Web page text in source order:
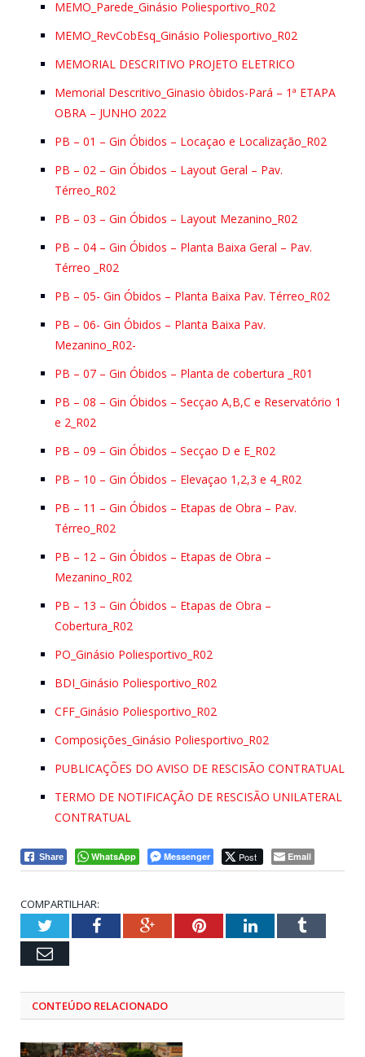
MEMO_Parede_Ginásio Poliesportivo_R02
MEMO_RevCobEsq_Ginásio Poliesportivo_R02
MEMORIAL DESCRITIVO PROJETO ELETRICO
Memorial Descritivo_Ginasio òbidos-Pará – 1ª ETAPA
OBRA – JUNHO 2022
PB – 01 – Gin Óbidos – Locaçao e Localização_R02
PB – 02 – Gin Óbidos – Layout Geral – Pav.
Térreo_R02
PB – 03 – Gin Óbidos – Layout Mezanino_R02
PB – 04 – Gin Óbidos – Planta Baixa Geral – Pav.
Térreo _R02
PB – 05- Gin Óbidos – Planta Baixa Pav. Térreo_R02
PB – 06- Gin Óbidos – Planta Baixa Pav.
Mezanino_R02-
PB – 07 – Gin Óbidos – Planta de cobertura _R01
PB – 08 – Gin Óbidos – Secçao A,B,C e Reservatório 1
e 2_R02
PB – 09 – Gin Óbidos – Secçao D e E_R02
PB – 10 – Gin Óbidos – Elevaçao 1,2,3 e 4_R02
PB – 11 – Gin Óbidos – Etapas de Obra – Pav.
Térreo_R02
PB – 12 – Gin Óbidos – Etapas de Obra –
Mezanino_R02
PB – 13 – Gin Óbidos – Etapas de Obra –
Cobertura_R02
PO_Ginásio Poliesportivo_R02
BDI_Ginásio Poliesportivo_R02
CFF_Ginásio Poliesportivo_R02
Composições_Ginásio Poliesportivo_R02
PUBLICAÇÕES DO AVISO DE RESCISÃO CONTRATUAL
TERMO DE NOTIFICAÇÃO DE RESCISÃO UNILATERAL
CONTRATUAL
Share WhatsApp Messenger Post Email
COMPARTILHAR:
TwitterFacebookGoogle+PinterestLinkedInTumblr
Email
CONTEÚDO RELACIONADO